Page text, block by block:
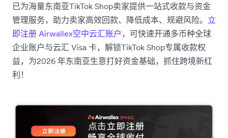
已为海量东南亚TikTok Shop卖家提供一站式收款与资金
管理服务，助力卖家高效回款、降低成本、规避风险。 立
即注册 Airwallex空中云汇账户 ，可快速开通多币种全球
企业账户与云汇 Visa 卡，解锁TikTok Shop专属收款权
益，为2026 年东南亚生意打好资金基础，抓住跨境新红
利！